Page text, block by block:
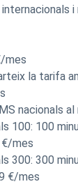
i
mes
la tarifa
nacionals
100: 100
€/mes
300: 300
€/mes